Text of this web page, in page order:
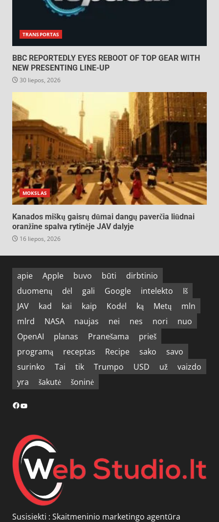
TRANSPORTAS
BBC REPORTEDLY EYES REBOOT OF TOP GEAR WITH
NEW PRESENTING LINE-UP
30 liepos, 2026
MOKSLAS
Kanados miškų gaisrų dūmai dangų paverčia liūdnai
oranžine spalva rytinėje JAV dalyje
16 liepos, 2026
apie Apple buvo būti
dirbtinio
duomenų
dėl gali Google intelekto
Iš
JAV
kad kai kaip Kodėl ką Metų
mln
mlrd
NASA naujas nei nes nori
nuo
OpenAI
planas Pranešama
prieš
programą
receptas Recipe sako
savo
surinko
Tai tik Trumpo USD už
vaizdo
yra
šakutė šoninė
Facebook
YouTube
Susisiekti : Skaitmeninio marketingo agentūra